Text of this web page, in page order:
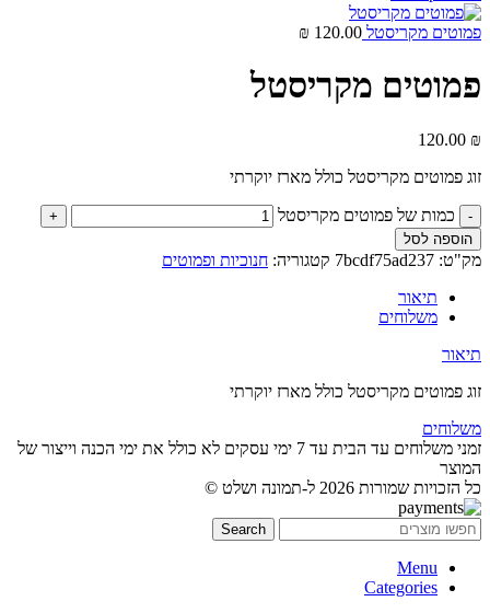
פמוטים מקריסטל 120.00
₪
פמוטים מקריסטל
120.00 ₪
זוג פמוטים מקריסטל כולל מארז יוקרתי
כמות של פמוטים מקריסטל
הוספה לסל
מק"ט: 7bcdf75ad237 קטגוריה: חנוכיות ופמוטים
תיאור
משלוחים
תיאור
זוג פמוטים מקריסטל כולל מארז יוקרתי
משלוחים
זמני משלוחים עד הבית עד 7 ימי עסקים לא כולל את ימי הכנה וייצור של
המוצר
כל הזכויות שמורות 2026 ל-תמונה ושלט ©
Search
Menu
Categories